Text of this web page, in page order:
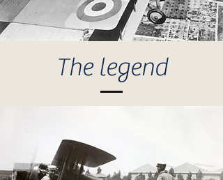
The legend